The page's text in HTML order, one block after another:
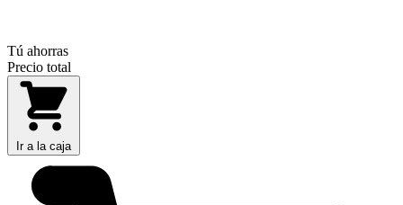
Tú ahorras
Precio total
Ir a la caja